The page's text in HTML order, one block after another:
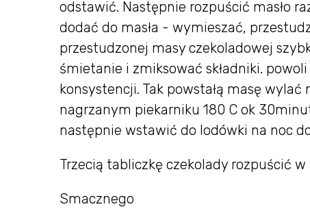
odstawić. Następnie rozpuścić masło
dodać do masła - wymieszać,
przestudzonej masy czekoladowej
śmietanie i zmiksować składniki.
konsystencji. Tak powstałą masę
nagrzanym piekarniku 180 C ok
następnie wstawić do lodówki na noc
Trzecią tabliczkę czekolady rozpuścić
Smacznego